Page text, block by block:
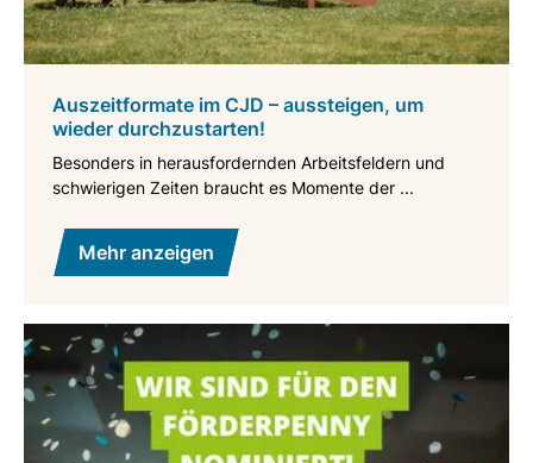
Auszeitformate im CJD – aussteigen, um
wieder durchzustarten!
Besonders in herausfordernden Arbeitsfeldern und
schwierigen Zeiten braucht es Momente der ...
Mehr anzeigen